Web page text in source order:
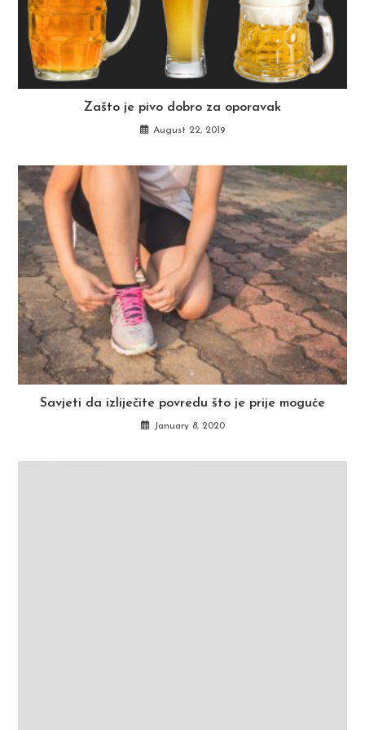
Zašto je pivo dobro za oporavak
August 22, 2019
Savjeti da izliječite povredu što je prije moguće
January 8, 2020